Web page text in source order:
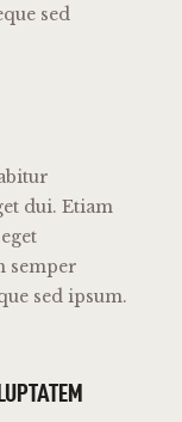
sed
dui. Etiam
semper
sed ipsum.